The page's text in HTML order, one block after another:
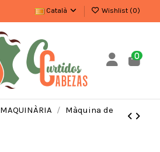
Català Wishlist (0)
0
MAQUINÀRIA
Màquina de